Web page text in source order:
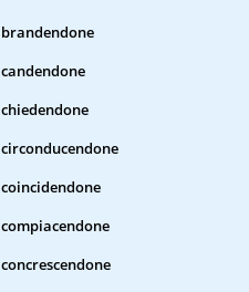
brandendone
candendone
chiedendone
circonducendone
coincidendone
compiacendone
concrescendone